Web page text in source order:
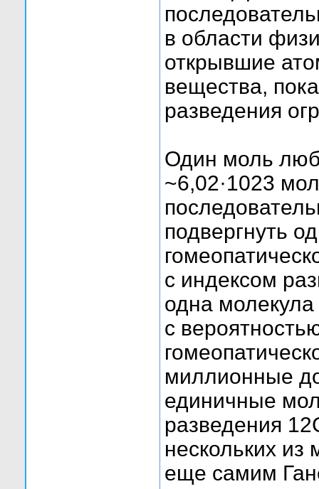
в области
открывшие
вещества,
разведения
Один моль
~6,02·1023
подвергнуть
с индексом
одна молекула
с
миллионные
единичные
разведения
нескольких
еще самим